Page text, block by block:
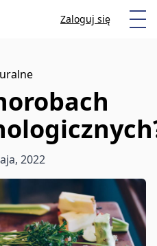
Zaloguj się
Anuluj
2022